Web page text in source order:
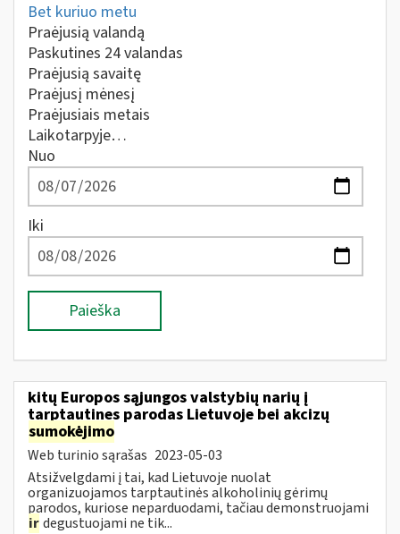
Bet kuriuo metu
Praėjusią valandą
Paskutines 24 valandas
Praėjusią savaitę
Praėjusį mėnesį
Praėjusiais metais
Laikotarpyje…
Nuo
Iki
Paieška
kitų Europos sąjungos valstybių narių į
tarptautines parodas Lietuvoje bei akcizų
sumokėjimo
Web turinio sąrašas 2023-05-03
Atsižvelgdami į tai, kad Lietuvoje nuolat
organizuojamos tarptautinės alkoholinių gėrimų
parodos, kuriose neparduodami, tačiau demonstruojami
irdegustuojami ne tik...